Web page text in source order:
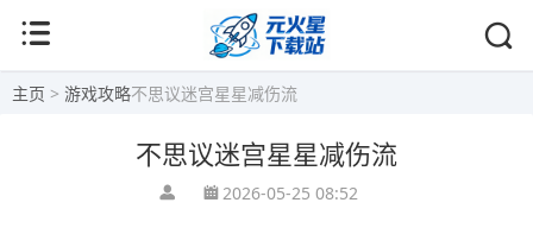
主页 > 游戏攻略不思议迷宫星星减伤流
不思议迷宫星星减伤流
2026-05-25 08:52